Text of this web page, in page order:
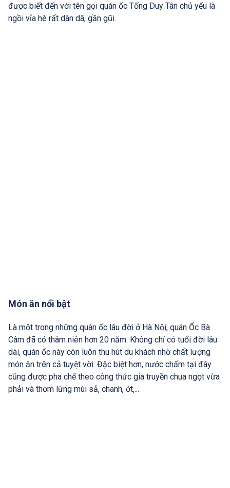
được biết đến với tên gọi quán ốc Tống Duy Tân chủ yếu là
ngồi vỉa hè rất dân dã, gần gũi.
Món ăn nổi bật
Là một trong những quán ốc lâu đời ở Hà Nội, quán Ốc Bà
Câm đã có thâm niên hơn 20 năm. Không chỉ có tuổi đời lâu
dài, quán ốc này còn luôn thu hút du khách nhờ chất lượng
món ăn trên cả tuyệt vời. Đặc biệt hơn, nước chấm tại đây
cũng được pha chế theo công thức gia truyền chua ngọt vừa
phải và thơm lừng mùi sả, chanh, ớt,...